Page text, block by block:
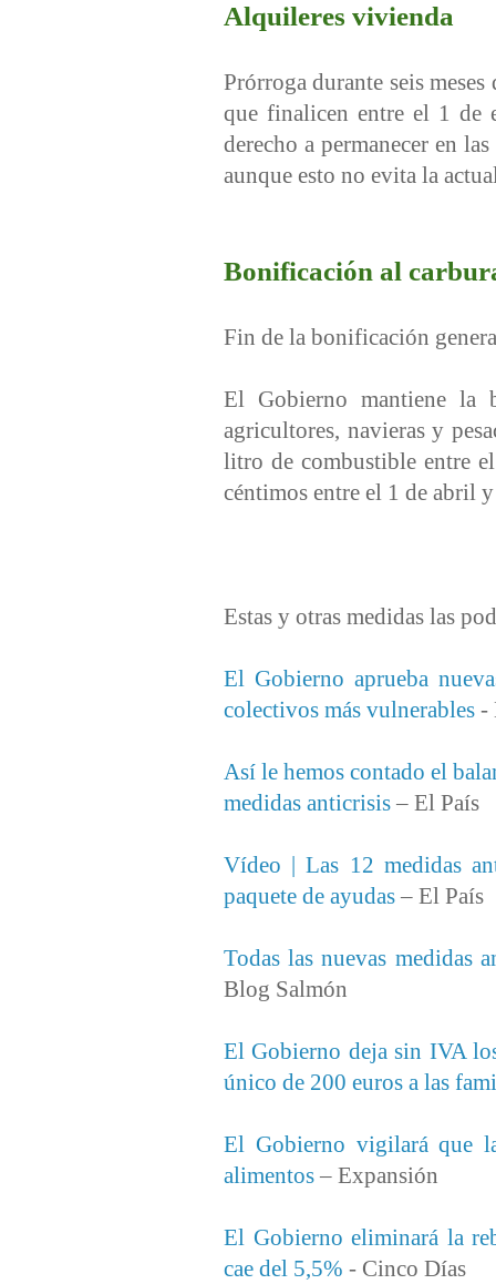
Alquileres vivienda
Prórroga durante seis
que finalicen entre el 1
derecho a permanecer en
aunque esto no evita la
Bonificación al
Fin de la bonificación
El Gobierno mantiene la
agricultores, navieras y
litro de combustible entre
céntimos entre el 1 de abril
Estas y otras medidas las
El Gobierno aprueba
colectivos más vulnerables -
Así le hemos contado el
medidas anticrisis – El País
Vídeo | Las 12 medidas
paquete de ayudas – El País
Todas las nuevas medidas
Blog Salmón
El Gobierno deja sin IVA
único de 200 euros a las
El Gobierno vigilará que
alimentos – Expansión
El Gobierno eliminará la
cae del 5,5% - Cinco Días